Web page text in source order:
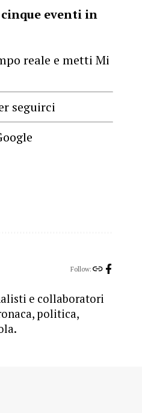
eventi in
reale e metti Mi
seguirci
Follow:
e collaboratori
politica,